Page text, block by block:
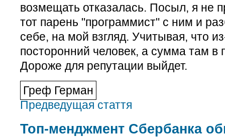
возмещать отказалась. Посыл, я не
тот парень "программист" с ним и
себе, на мой взгляд. Учитывая, что
посторонний человек, а сумма там в
Дороже для репутации выйдет.
Греф Герман
Предведущая стаття
Топ-менджмент Сбербанка